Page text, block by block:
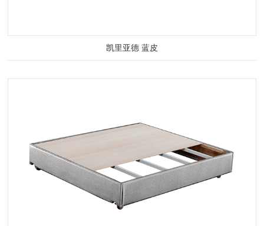
凯里亚德 蓝皮